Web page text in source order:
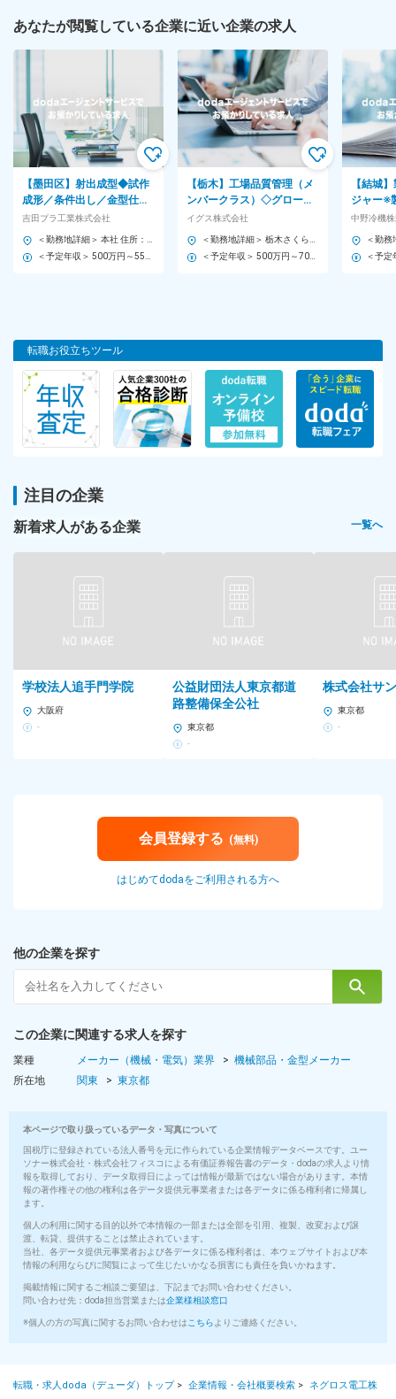
【応募条件】
【歓迎条件】
□基本的なPCスキル（Excel使用可能）がある方
＜以下に当てはまる方、ぜひご応募ください！＞
・コミュニケーションを取るのが好きな方
・安定した環境で長く活躍したい方
・ワークライフバランスを充実させたい方
・スキルを磨いてキャリアを築きたい方
【鹿児島営業所／2024年6月にオフィスリニューアル／UIターン歓
迎／マイカー通勤可（駐車場あり）】
■鹿児島営業所
鹿児島県鹿児島市谷山港3-1-26
※受動喫煙対策：屋内全面禁煙
勤務時間
8：30～17：30（実働8時間／休憩60分）
■平均残業時間
雇用形態
正社員
※試用期間6カ月（条件等変更なし）
※経験・能力を考慮して決定します。
※残業代は別途支給いたします。
■給与にプラスしてもらえる手当・インセンティブ
■赴任手当
■出張手当
■賞与
年2回
（7月・12月※6.3カ月／2023年度実績）
年1回
（1月あたり4200 円～）
■入社時の想定年収
年収380万円
～570万円
■社員の年収例
年収560万円／35歳
待遇・福利厚生・各種制度
あなたが閲覧している企業に近い企業の求人
【墨田区】射出成型◆試作
成形／条件出し／金型仕上
げ／世界トップ技術に挑戦
／安定基盤で長期就業
吉田プラ工業株式会社
【栃木】工場品質管理（メ
ンバークラス）◇グローバ
ルメーカー★26年春完成の
新工場勤務！（さくら市）
イグス株式会社
【結城
ジャー※
製造管理
冷蔵冷
中野冷機
転職お役立ちツール
注目の企業
新着求人がある企業 一覧へ
学校法人追手門学院
大阪府
-
公益財団法人東京都道
路整備保全公社
東京都
-
株式会社サ
東京都
-
会員登録する (無料)
はじめてdodaをご利用される方へ
他の企業を探す
この企業に関連する求人を探す
業種 メーカー（機械・電気）業界
機械部品・金型メーカー
所在地
関東 東京都
本ページで取り扱っているデータ・写真について
国税庁に登録されている法人番号を元に作られている企業情報データベースです。ユー
ソナー株式会社・株式会社フィスコによる有価証券報告書のデータ・dodaの求人より情
報を取得しており、データ取得日によっては情報が最新ではない場合があります。本情
報の著作権その他の権利は各データ提供元事業者または各データに係る権利者に帰属し
ます。
個人の利用に関する目的以外で本情報の一部または全部を引用、複製、改変および譲
渡、転貸、提供することは禁止されています。
当社、各データ提供元事業者および各データに係る権利者は、本ウェブサイトおよび本
情報の利用ならびに閲覧によって生じたいかなる損害にも責任を負いかねます。
掲載情報に関するご相談ご要望は、下記までお問い合わせください。
問い合わせ先：doda担当営業または企業様相談窓口
※個人の方の写真に関するお問い合わせは こちら よりご連絡ください。
転職・求人doda（デューダ）トップ> 企業情報・会社概要検索 > ネグロス電工株